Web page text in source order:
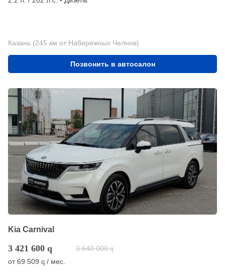
Казань (245 км от Набережных Челнов)
Позвонить в автосалон
Kia Carnival
3 421 600 q 3 640 000 q
от69 509 q / мес.